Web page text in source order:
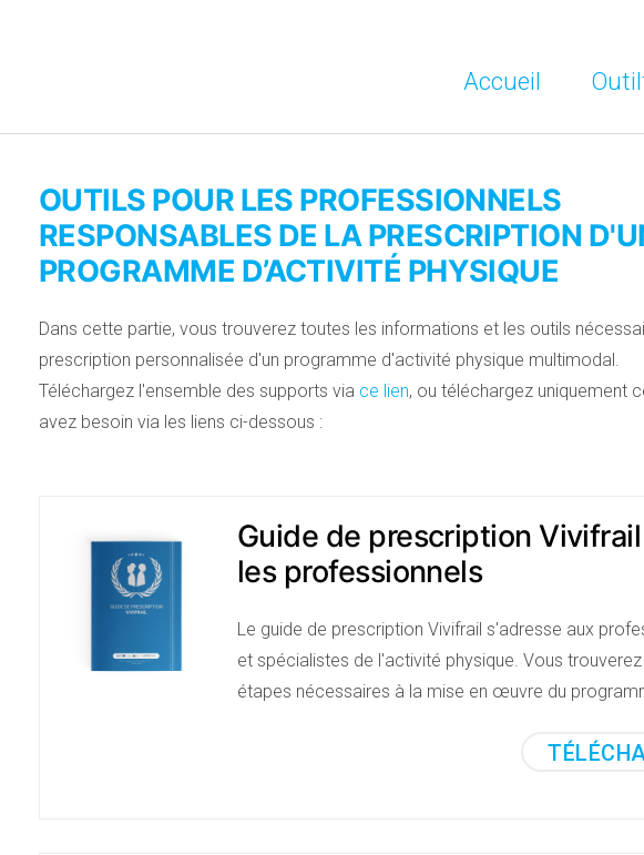
Accueil
OUTILS POUR LES PROFESSIONNELS
RESPONSABLES DE LA PRESCRIPTION
PROGRAMME D’ACTIVITÉ PHYSIQUE
Dans cette partie, vous trouverez toutes les informations et les outils
prescription personnalisée d'un programme d'activité physique multimodal.
Téléchargez l'ensemble des supports via ce lien, ou téléchargez uniquement
avez besoin via les liens ci-dessous :
Guide de prescription
les professionnels
Le guide de prescription Vivifrail s'adresse aux
et spécialistes de l'activité physique. Vous
étapes nécessaires à la mise en œuvre du